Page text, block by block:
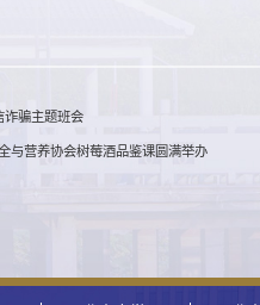
诈骗主题班会
营养协会树莓酒品鉴课圆满举办